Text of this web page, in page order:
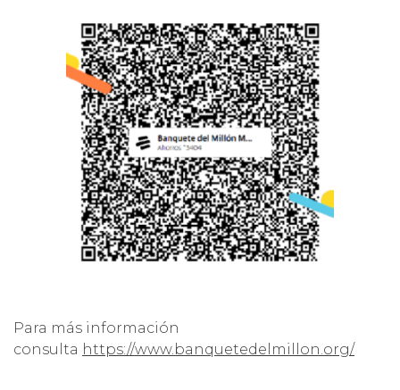
Para más información
consulta https://www.banquetedelmillon.org/